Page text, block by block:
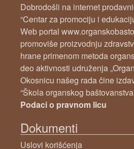
Dobrodošli na internet
“Centar za promociju i
Web portal
promoviše proizvodnju
hrane primenom metoda
deo aktivnosti udruženja
Okosnicu našeg rada čine
“Škola organskog
Podaci o pravnom licu
Dokumenti
Uslovi korišćenja